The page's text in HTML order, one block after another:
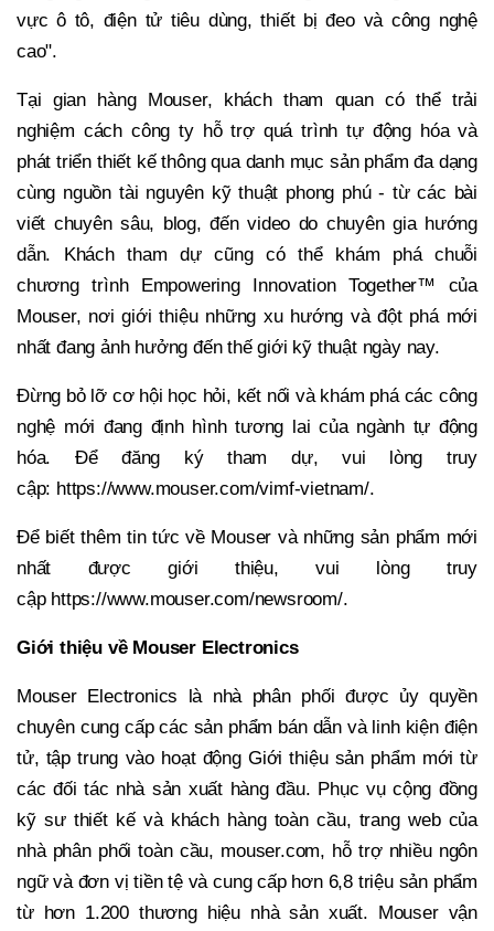
vực ô tô, điện tử tiêu dùng, thiết bị đeo và công nghệ
cao".
Tại gian hàng Mouser, khách tham quan có thể trải
nghiệm cách công ty hỗ trợ quá trình tự động hóa và
phát triển thiết kế thông qua danh mục sản phẩm đa dạng
cùng nguồn tài nguyên kỹ thuật phong phú - từ các bài
viết chuyên sâu, blog, đến video do chuyên gia hướng
dẫn. Khách tham dự cũng có thể khám phá chuỗi
chương trình Empowering Innovation Together™ của
Mouser, nơi giới thiệu những xu hướng và đột phá mới
nhất đang ảnh hưởng đến thế giới kỹ thuật ngày nay.
Đừng bỏ lỡ cơ hội học hỏi, kết nối và khám phá các công
nghệ mới đang định hình tương lai của ngành tự động
hóa. Để đăng ký tham dự, vui lòng truy
cập: https://www.mouser.com/vimf-vietnam/.
Để biết thêm tin tức về Mouser và những sản phẩm mới
nhất được giới thiệu, vui lòng truy
cập https://www.mouser.com/newsroom/.
Giới thiệu về Mouser Electronics
Mouser Electronics là nhà phân phối được ủy quyền
chuyên cung cấp các sản phẩm bán dẫn và linh kiện điện
tử, tập trung vào hoạt động Giới thiệu sản phẩm mới từ
các đối tác nhà sản xuất hàng đầu. Phục vụ cộng đồng
kỹ sư thiết kế và khách hàng toàn cầu, trang web của
nhà phân phối toàn cầu, mouser.com, hỗ trợ nhiều ngôn
ngữ và đơn vị tiền tệ và cung cấp hơn 6,8 triệu sản phẩm
từ hơn 1.200 thương hiệu nhà sản xuất. Mouser vận